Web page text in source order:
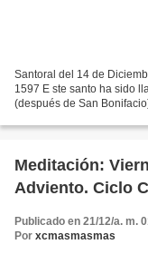
Santoral del 14 de
1597 E ste santo ha sido
(después de San
Meditación:
Adviento. Ciclo
Publicado en 21/12/a. m.
Por xcmasmasmas